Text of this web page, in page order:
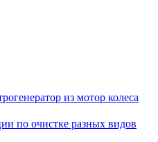
из мотор колеса
по очистке разных видов